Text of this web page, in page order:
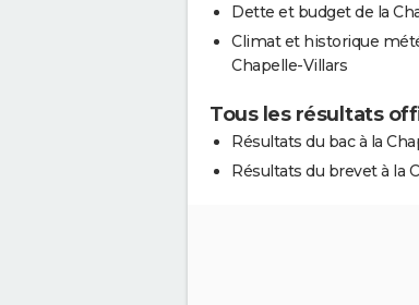
Dette et budget de la
Climat et historique
Chapelle-Villars
Tous les résultats
Résultats du bac à la
Résultats du brevet à la